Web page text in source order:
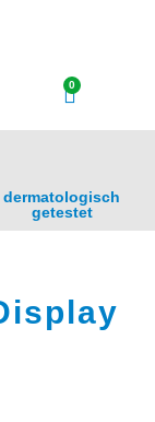
0
dermatologisch
getestet